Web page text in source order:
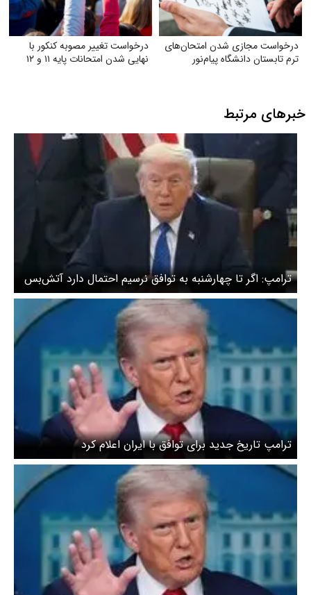
درخواست مجازی شدن امتحان‌های
ترم تابستان دانشگاه پیام‌نور
درخواست تغییر مصوبه کنکور با
نهایی شدن امتحانات پایه ۱۱ و ۱۲
خبرهای مرتبط
ترامپ: اگر تا چهارشنبه به توافق نرسیم احتمال دارد آتش‌بس
را تمدید نکنیم
ترامپ تاریخ جدید برای توافق با ایران اعلام کرد